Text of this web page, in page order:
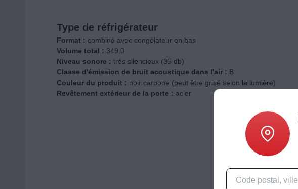
Type de réfrigérateur
Format : combiné avec congélateur en bas
Volume total : 349.0
Niveau sonore : très silencieux (35 db)
Classe d'émission de bruit acoustique dans l'air : B
Couleur du produit : noir carbone (peut être grisé selon la lumière)
Revêtement extérieur de la porte : acier
Caractéristiques